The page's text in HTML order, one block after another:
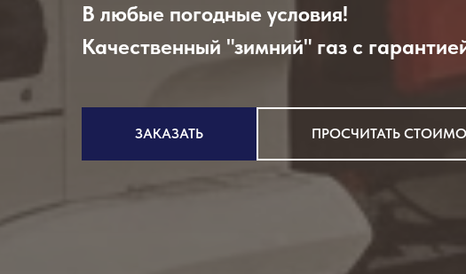
В любые погодные условия!
Качественный "зимний" газ с
ЗАКАЗАТЬ ПРОСЧИТАТЬ